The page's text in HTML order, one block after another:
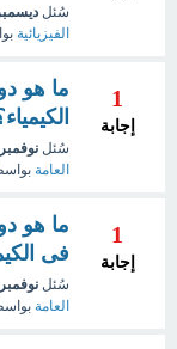
سُئل ديسمبر 21،
الفيزيائية
1
إجابة
ما هو
سُئل نوفمبر 29، 2023
العامة
1
إجابة
ما هو
فى
سُئل نوفمبر 29، 2023
العامة